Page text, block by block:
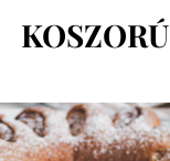
CÍMKE
:
KOSZORÚ